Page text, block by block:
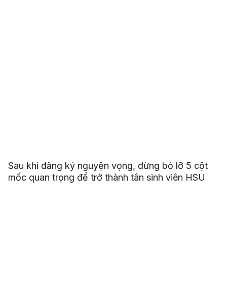
Sau khi đăng ký nguyện vọng, đừng bỏ lỡ 5 cột
mốc quan trọng để trở thành tân sinh viên HSU